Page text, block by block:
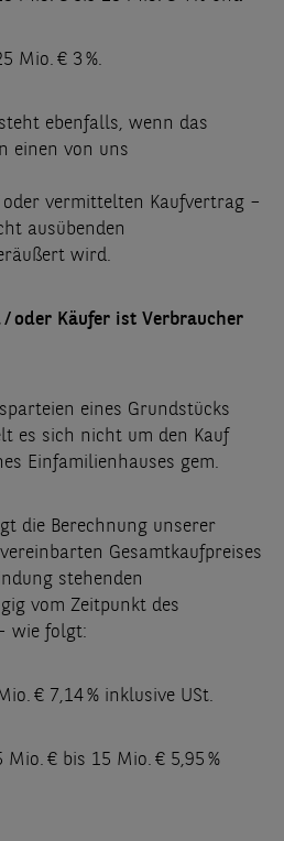
Mio. € 3 %.
ebenfalls, wenn das
einen von uns
oder vermittelten Kaufvertrag –
ausübenden
wird.
oder Käufer ist Verbraucher
eines Grundstücks
es sich nicht um den Kauf
Einfamilienhauses gem.
die Berechnung unserer
Gesamtkaufpreises
stehenden
vom Zeitpunkt des
wie folgt:
€ 7,14 % inklusive USt.
€ bis 15 Mio. € 5,95 %